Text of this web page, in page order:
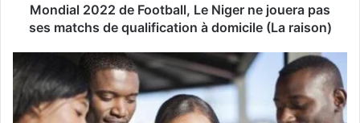
a
i
Mondial 2022 de Football, Le Niger ne jouera pas
ses matchs de qualification à domicile (La raison)